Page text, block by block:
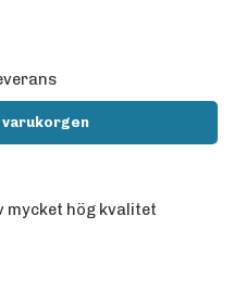
varukorgen
mycket hög kvalitet